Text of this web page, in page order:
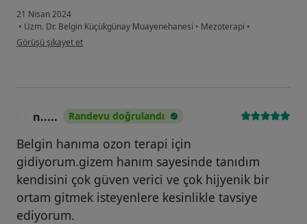
21 Nisan 2024
• Uzm. Dr. Belgin Küçükgünay Muayenehanesi • Mezoterapi •
kullanıcının görüşüne göre z.....
Görüşü şikayet et
n..... Randevu doğrulandı
Belgin hanıma ozon terapi için
gidiyorum.gizem hanım sayesinde tanıdım
kendisini çok güven verici ve çok hijyenik bir
ortam gitmek isteyenlere kesinlikle tavsiye
ediyorum.